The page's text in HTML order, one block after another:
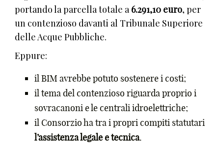
portando la parcella totale a6.291,10 euro, per
un contenzioso davanti al Tribunale Superiore
delle Acque Pubbliche.
Eppure:
il BIM avrebbe potuto sostenere i costi;
il tema del contenzioso riguarda proprio i
sovracanoni e le centrali idroelettriche;
il Consorzio ha tra i propri compiti statutari
l’assistenza legale e tecnica.